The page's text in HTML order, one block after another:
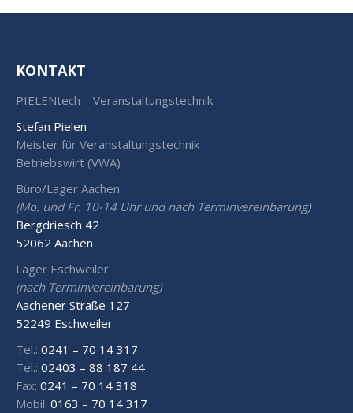
KONTAKT
PIELENtech – Veranstaltungstechnik
Stefan Pielen
Meister für Veranstaltungstechnik
Betriebswirt (VWA)
Büro/Lager Aachen
(Mo. und Fr. 10-14 Uhr und nach Terminvereinbarung)
Bergdriesch 42
52062 Aachen
Lager Eschweiler
(nach Terminvereinbarung)
Aachener Straße 127
52249 Eschweiler
Tel.: 0241 – 70 14 317
Tel.: 02403 – 88 187 44
Fax: 0241 – 70 14 318
Mobil: 0163 – 70 14 317